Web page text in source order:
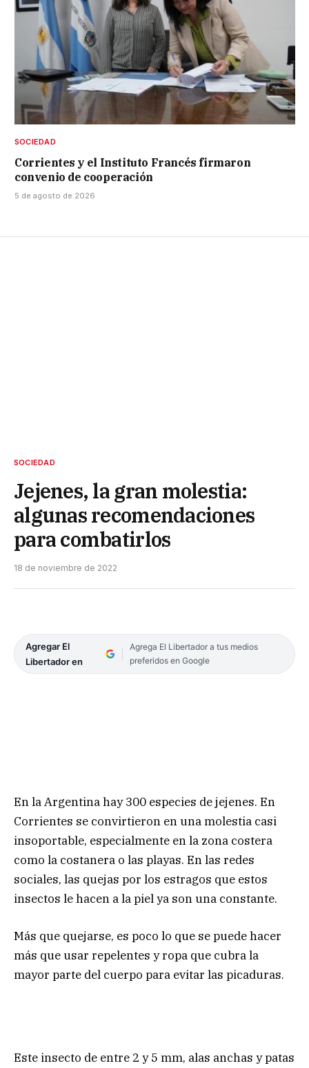
SOCIEDAD
Corrientes y el Instituto Francés firmaron
convenio de cooperación
5 de agosto de 2026
SOCIEDAD
Jejenes, la gran molestia:
algunas recomendaciones
para combatirlos
18 de noviembre de 2022
Agregar El
Libertador en
Agrega El Libertador a tus medios
preferidos en Google
En la Argentina hay 300 especies de jejenes. En
Corrientes se convirtieron en una molestia casi
insoportable, especialmente en la zona costera
como la costanera o las playas. En las redes
sociales, las quejas por los estragos que estos
insectos le hacen a la piel ya son una constante.
Más que quejarse, es poco lo que se puede hacer
más que usar repelentes y ropa que cubra la
mayor parte del cuerpo para evitar las picaduras.
Este insecto de entre 2 y 5 mm, alas anchas y patas